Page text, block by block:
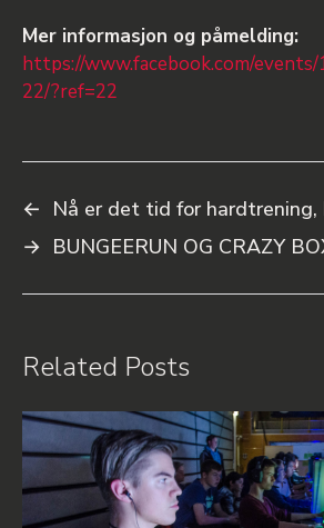
Mer informasjon og påmelding:
https://www.facebook.com/
22/?ref=22
← Nå er det tid for hardtrening,
→ BUNGEERUN OG CRAZY
Related Posts